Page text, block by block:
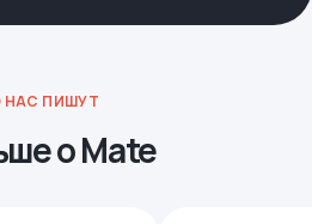
НАС ПИШУТ
о Mate